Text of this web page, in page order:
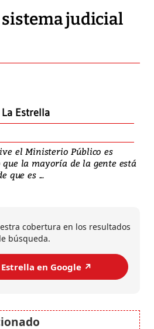
sistema judicial
Estrella
el Ministerio Público es
la mayoría de la gente está
que es ...
cobertura en los resultados
búsqueda.
en Google ↗️